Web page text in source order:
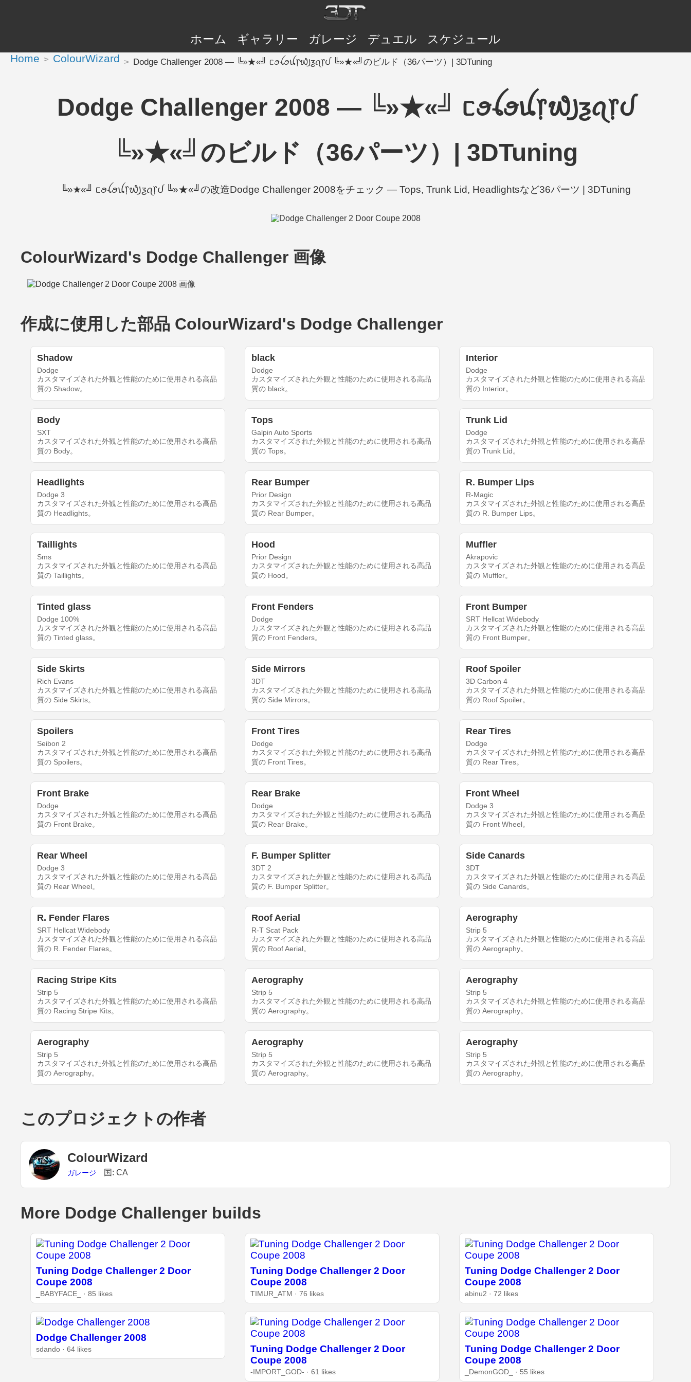
ホーム ギャラリー ガレージ デュエル スケジュール
Home ColourWizard Dodge Challenger 2008 — ╚»★«╝ ᥴꪮꪶꪮꪊ᥅᭙꠸ƺꪖ᥅ᦔ ╚»★«╝のビルド（36パーツ）| 3DTuning
Dodge Challenger 2008 — ╚»★«╝ ᥴꪮꪶꪮꪊ᥅᭙꠸ƺꪖ᥅ᦔ
╚»★«╝のビルド（36パーツ）| 3DTuning
╚»★«╝ ᥴꪮꪶꪮꪊ᥅᭙꠸ƺꪖ᥅ᦔ ╚»★«╝の改造Dodge Challenger 2008をチェック — Tops, Trunk Lid, Headlightsなど36パーツ | 3DTuning
ColourWizard's Dodge Challenger 画像
作成に使用した部品 ColourWizard's Dodge Challenger
Shadow
Dodge
カスタマイズされた外観と性能のために使用される高品
質の Shadow。
black
Dodge
カスタマイズされた外観と性能のために使用される高品
質の black。
Interior
Dodge
カスタマイズされた外観と性能のために使用される高品
質の Interior。
Body
SXT
カスタマイズされた外観と性能のために使用される高品
質の Body。
Tops
Galpin Auto Sports
カスタマイズされた外観と性能のために使用される高品
質の Tops。
Trunk Lid
Dodge
カスタマイズされた外観と性能のために使用される高品
質の Trunk Lid。
Headlights
Dodge 3
カスタマイズされた外観と性能のために使用される高品
質の Headlights。
Rear Bumper
Prior Design
カスタマイズされた外観と性能のために使用される高品
質の Rear Bumper。
R. Bumper Lips
R-Magic
カスタマイズされた外観と性能のために使用される高品
質の R. Bumper Lips。
Taillights
Sms
カスタマイズされた外観と性能のために使用される高品
質の Taillights。
Hood
Prior Design
カスタマイズされた外観と性能のために使用される高品
質の Hood。
Muffler
Akrapovic
カスタマイズされた外観と性能のために使用される高品
質の Muffler。
Tinted glass
Dodge 100%
カスタマイズされた外観と性能のために使用される高品
質の Tinted glass。
Front Fenders
Dodge
カスタマイズされた外観と性能のために使用される高品
質の Front Fenders。
Front Bumper
SRT Hellcat Widebody
カスタマイズされた外観と性能のために使用される高品
質の Front Bumper。
Side Skirts
Rich Evans
カスタマイズされた外観と性能のために使用される高品
質の Side Skirts。
Side Mirrors
3DT
カスタマイズされた外観と性能のために使用される高品
質の Side Mirrors。
Roof Spoiler
3D Carbon 4
カスタマイズされた外観と性能のために使用される高品
質の Roof Spoiler。
Spoilers
Seibon 2
カスタマイズされた外観と性能のために使用される高品
質の Spoilers。
Front Tires
Dodge
カスタマイズされた外観と性能のために使用される高品
質の Front Tires。
Rear Tires
Dodge
カスタマイズされた外観と性能のために使用される高品
質の Rear Tires。
Front Brake
Dodge
カスタマイズされた外観と性能のために使用される高品
質の Front Brake。
Rear Brake
Dodge
カスタマイズされた外観と性能のために使用される高品
質の Rear Brake。
Front Wheel
Dodge 3
カスタマイズされた外観と性能のために使用される高品
質の Front Wheel。
Rear Wheel
Dodge 3
カスタマイズされた外観と性能のために使用される高品
質の Rear Wheel。
F. Bumper Splitter
3DT 2
カスタマイズされた外観と性能のために使用される高品
質の F. Bumper Splitter。
Side Canards
3DT
カスタマイズされた外観と性能のために使用される高品
質の Side Canards。
R. Fender Flares
SRT Hellcat Widebody
カスタマイズされた外観と性能のために使用される高品
質の R. Fender Flares。
Roof Aerial
R-T Scat Pack
カスタマイズされた外観と性能のために使用される高品
質の Roof Aerial。
Aerography
Strip 5
カスタマイズされた外観と性能のために使用される高品
質の Aerography。
Racing Stripe Kits
Strip 5
カスタマイズされた外観と性能のために使用される高品
質の Racing Stripe Kits。
Aerography
Strip 5
カスタマイズされた外観と性能のために使用される高品
質の Aerography。
Aerography
Strip 5
カスタマイズされた外観と性能のために使用される高品
質の Aerography。
Aerography
Strip 5
カスタマイズされた外観と性能のために使用される高品
質の Aerography。
Aerography
Strip 5
カスタマイズされた外観と性能のために使用される高品
質の Aerography。
Aerography
Strip 5
カスタマイズされた外観と性能のために使用される高品
質の Aerography。
このプロジェクトの作者
ColourWizard
ガレージ 国: CA
More Dodge Challenger builds
Tuning Dodge Challenger 2 Door
Coupe 2008
_BABYFACE_ · 85 likes
Tuning Dodge Challenger 2 Door
Coupe 2008
TIMUR_ATM · 76 likes
Tuning Dodge Challenger 2 Door
Coupe 2008
abinu2 · 72 likes
Dodge Challenger 2008
sdando · 64 likes
Tuning Dodge Challenger 2 Door
Coupe 2008
-IMPORT_GOD- · 61 likes
Tuning Dodge Challenger 2 Door
Coupe 2008
_DemonGOD_ · 55 likes